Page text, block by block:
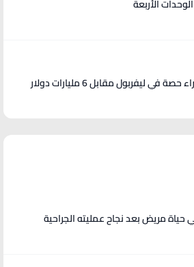
الأربعة
مقابل 6 مليارات دولار